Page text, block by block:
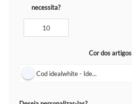
necessita?
Cor dos artigos
Cod idealwhite - Ide...